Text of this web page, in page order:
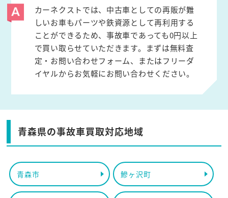
カーネクストでは、中古車としての再販が難
しいお車もパーツや鉄資源として再利用する
ことができるため、事故車であっても0円以上
で買い取らせていただきます。まずは無料査
定・お問い合わせフォーム、またはフリーダ
イヤルからお気軽にお問い合わせください。
青森県の事故車買取対応地域
青森市 鰺ヶ沢町